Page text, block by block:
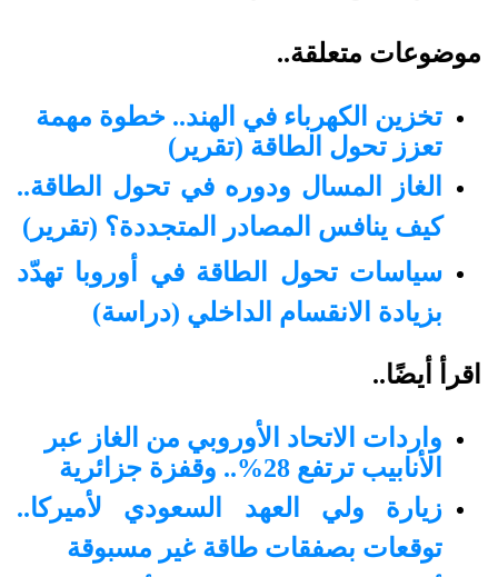
موضوعات متعلقة..
تخزين الكهرباء في الهند.. خطوة مهمة
تعزز تحول الطاقة (تقرير)
الغاز المسال ودوره في تحول الطاقة..
كيف ينافس المصادر المتجددة؟ (تقرير)
سياسات تحول الطاقة في أوروبا تهدّد
بزيادة الانقسام الداخلي (دراسة)
اقرأ أيضًا..
واردات الاتحاد الأوروبي من الغاز عبر
الأنابيب ترتفع 28%.. وقفزة جزائرية
زيارة ولي العهد السعودي لأميركا..
توقعات بصفقات طاقة غير مسبوقة